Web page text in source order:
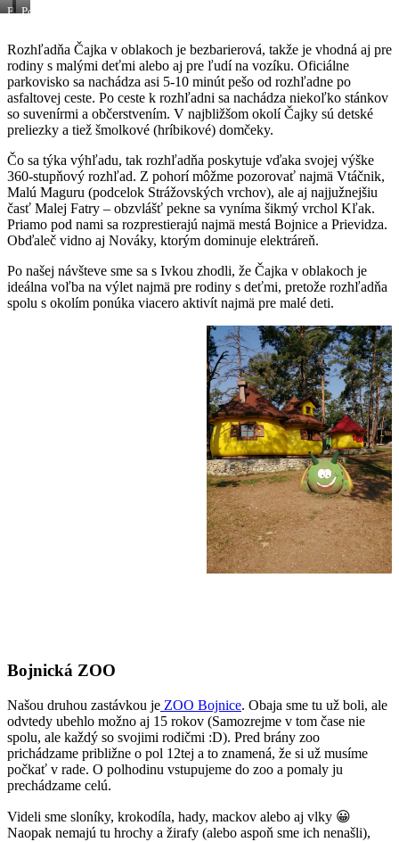
Bojnický
Po
rozhľadňu
Rozhľadňa Čajka v oblakoch je bezbarierová, takže je vhodná aj pre
rodiny s malými deťmi alebo aj pre ľudí na vozíku. Oficiálne
parkovisko sa nachádza asi 5-10 minút pešo od rozhľadne po
asfaltovej ceste. Po ceste k rozhľadni sa nachádza niekoľko stánkov
so suvenírmi a občerstvením. V najbližšom okolí Čajky sú detské
preliezky a tiež šmolkové (hríbikové) domčeky.
Čo sa týka výhľadu, tak rozhľadňa poskytuje vďaka svojej výške
360-stupňový rozhľad. Z pohorí môžme pozorovať najmä Vtáčnik,
Malú Maguru (podcelok Strážovských vrchov), ale aj najjužnejšiu
časť Malej Fatry – obzvlášť pekne sa vyníma šikmý vrchol Kľak.
Priamo pod nami sa rozprestierajú najmä mestá Bojnice a Prievidza.
Obďaleč vidno aj Nováky, ktorým dominuje elektráreň.
Po našej návšteve sme sa s Ivkou zhodli, že Čajka v oblakoch je
ideálna voľba na výlet najmä pre rodiny s deťmi, pretože rozhľadňa
spolu s okolím ponúka viacero aktivít najmä pre malé deti.
Bojnická ZOO
Našou druhou zastávkou je ZOO Bojnice. Obaja sme tu už boli, ale
odvtedy ubehlo možno aj 15 rokov (Samozrejme v tom čase nie
spolu, ale každý so svojimi rodičmi :D). Pred brány zoo
prichádzame približne o pol 12tej a to znamená, že si už musíme
počkať v rade. O polhodinu vstupujeme do zoo a pomaly ju
prechádzame celú.
Videli sme sloníky, krokodíla, hady, mackov alebo aj vlky 😀
Naopak nemajú tu hrochy a žirafy (alebo aspoň sme ich nenašli),